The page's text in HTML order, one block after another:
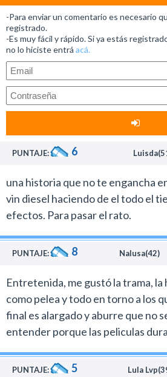
minutos, ya que todo se
extremadamente predecible.
El director Breck Eisner, quien
trabajo con la remake de The
olvidado de George Romero) acá
completamente desapasionada,
puso entusiasmo a la narración de
un héroe insulso y trillado que no
Lo único positivo de esta película,
decente en los efectos visuales,
(el mismo equipo que escribió la
Drácula con Luke Evans)
de Torquemada.
estuvo bastante equilibrado y al
decencia que el conflicto no
estúpido. En la trama no todas las
todos los miembros de la Iglesia
de la humanidad.
Kaulder, el personaje de Diesel,
-Para enviar un comentario es necesario
registrado.
-Es muy fácil y rápido. Si ya estás
no lo hiciste entrá acá.
PUNTAJE: 6
una historia que no te engancha
vin diesel haciendo de el todo el
efectos. Para pasar el rato.
PUNTAJE: 8 Nalusa(42)
Entretenida, me gustó la trama, la
como pelea y todo en torno a los
final es alargado y aburre que no
entender porque las peliculas
PUNTAJE: 5 Lula